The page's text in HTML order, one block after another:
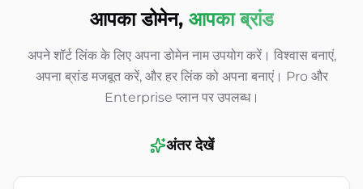
आपका डोमेन, आपका ब्रांड
अपने शॉर्ट लिंक के लिए अपना डोमेन नाम उपयोग करें। विश्वास बनाएं,
अपना ब्रांड मजबूत करें, और हर लिंक को अपना बनाएं। Pro और
Enterprise प्लान पर उपलब्ध।
अंतर देखें